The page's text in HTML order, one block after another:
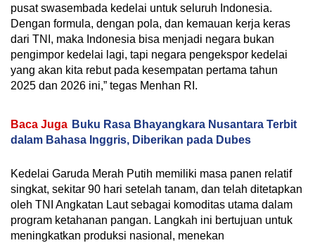
pusat swasembada kedelai untuk seluruh Indonesia.
Dengan formula, dengan pola, dan kemauan kerja keras
dari TNI, maka Indonesia bisa menjadi negara bukan
pengimpor kedelai lagi, tapi negara pengekspor kedelai
yang akan kita rebut pada kesempatan pertama tahun
2025 dan 2026 ini,” tegas Menhan RI.
Baca Juga Buku Rasa Bhayangkara Nusantara Terbit
dalam Bahasa Inggris, Diberikan pada Dubes
Kedelai Garuda Merah Putih memiliki masa panen relatif
singkat, sekitar 90 hari setelah tanam, dan telah ditetapkan
oleh TNI Angkatan Laut sebagai komoditas utama dalam
program ketahanan pangan. Langkah ini bertujuan untuk
meningkatkan produksi nasional, menekan